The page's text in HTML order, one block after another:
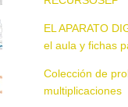
EL APARATO
el aula y fichas
Colección de
multiplicaciones